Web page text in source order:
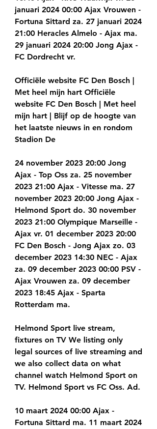
januari 2024 00:00 Ajax Vrouwen -
Fortuna Sittard za. 27 januari 2024
21:00 Heracles Almelo - Ajax ma.
29 januari 2024 20:00 Jong Ajax -
FC Dordrecht vr.
Officiële website FC Den Bosch |
Met heel mijn hart Officiële
website FC Den Bosch | Met heel
mijn hart | Blijf op de hoogte van
het laatste nieuws in en rondom
Stadion De
24 november 2023 20:00 Jong
Ajax - Top Oss za. 25 november
2023 21:00 Ajax - Vitesse ma. 27
november 2023 20:00 Jong Ajax -
Helmond Sport do. 30 november
2023 21:00 Olympique Marseille -
Ajax vr. 01 december 2023 20:00
FC Den Bosch - Jong Ajax zo. 03
december 2023 14:30 NEC - Ajax
za. 09 december 2023 00:00 PSV -
Ajax Vrouwen za. 09 december
2023 18:45 Ajax - Sparta
Rotterdam ma.
Helmond Sport live stream,
fixtures on TV We listing only
legal sources of live streaming and
we also collect data on what
channel watch Helmond Sport on
TV. Helmond Sport vs FC Oss. Ad.
10 maart 2024 00:00 Ajax -
Fortuna Sittard ma. 11 maart 2024